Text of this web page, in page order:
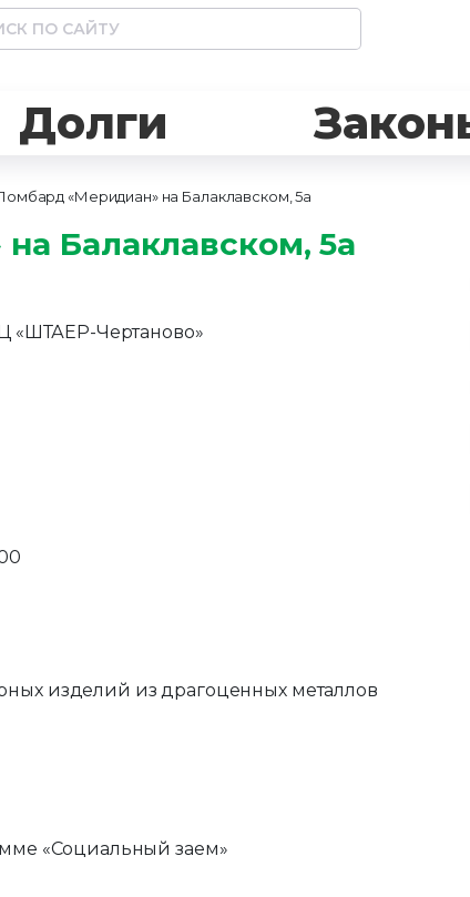
Долги
«Меридиан» на Балаклавском, 5а
Балаклавском, 5а
«ШТАЕР-Чертаново»
изделий из драгоценных металлов
«Социальный заем»